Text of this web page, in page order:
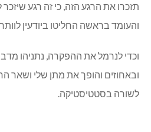
תזכרו את הרגע הזה, כי זה רגע
והעומד בראשה החליטו ביודעין
וכדי לנרמל את ההפקרה, נתניהו
ובאחוזים והופך את מתן שלי ושאר
לשורה בסטטיסטיקה.